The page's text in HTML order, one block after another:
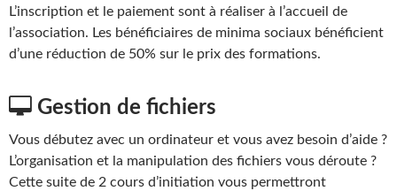
L’inscription et le paiement sont à réaliser à l’accueil de
l’association. Les bénéficiaires de minima sociaux bénéficient
d’une réduction de 50% sur le prix des formations.
Gestion de fichiers
Vous débutez avec un ordinateur et vous avez besoin d’aide ?
L’organisation et la manipulation des fichiers vous déroute ?
Cette suite de 2 cours d’initiation vous permettront